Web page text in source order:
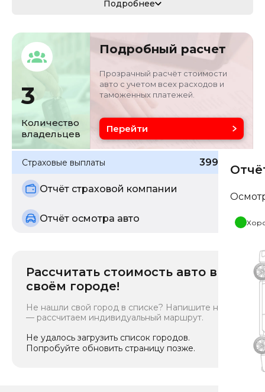
Внедорожник
Объём двигателя
1.6 л Белый
Подробнее
3
Количество
владельцев
Подробный расчет
Прозрачный расчёт стоимости
авто с учетом всех расходов и
таможенных платежей.
Перейти
Страховые выплаты 399 981
Отчёт страховой компании
Отчёт осмотра авто
Рассчитать стоимость авто в
своём городе!
Не нашли свой город в списке? Напишите нам
— рассчитаем индивидуальный маршрут.
Не удалось загрузить список городов.
Попробуйте обновить страницу позже.